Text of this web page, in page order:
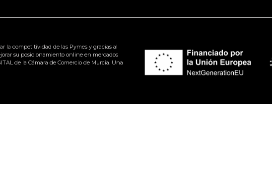
la competitividad de las Pymes y gracias al
su posicionamiento online en mercados
de la Cámara de Comercio de Murcia. Una